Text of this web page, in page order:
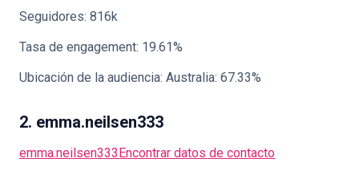
Seguidores: 816k
Tasa de engagement: 19.61%
Ubicación de la audiencia: Australia: 67.33%
2. emma.neilsen333
emma.neilsen333Encontrar datos de contacto